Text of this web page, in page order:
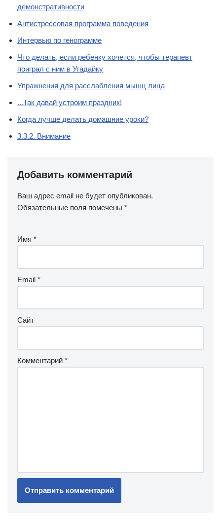
демонстративности
Антистрессовая программа поведения
Интервью по генограмме
Что делать, если ребенку хочется, чтобы терапевт
поиграл с ним в Угадайку
Упражнения для расслабления мышц лица
...Так давай устроим праздник!
Когда лучше делать домашние уроки?
3.3.2. Внимание
Добавить комментарий
Ваш адрес email не будет опубликован.
Обязательные поля помечены *
Имя *
Email *
Сайт
Комментарий *